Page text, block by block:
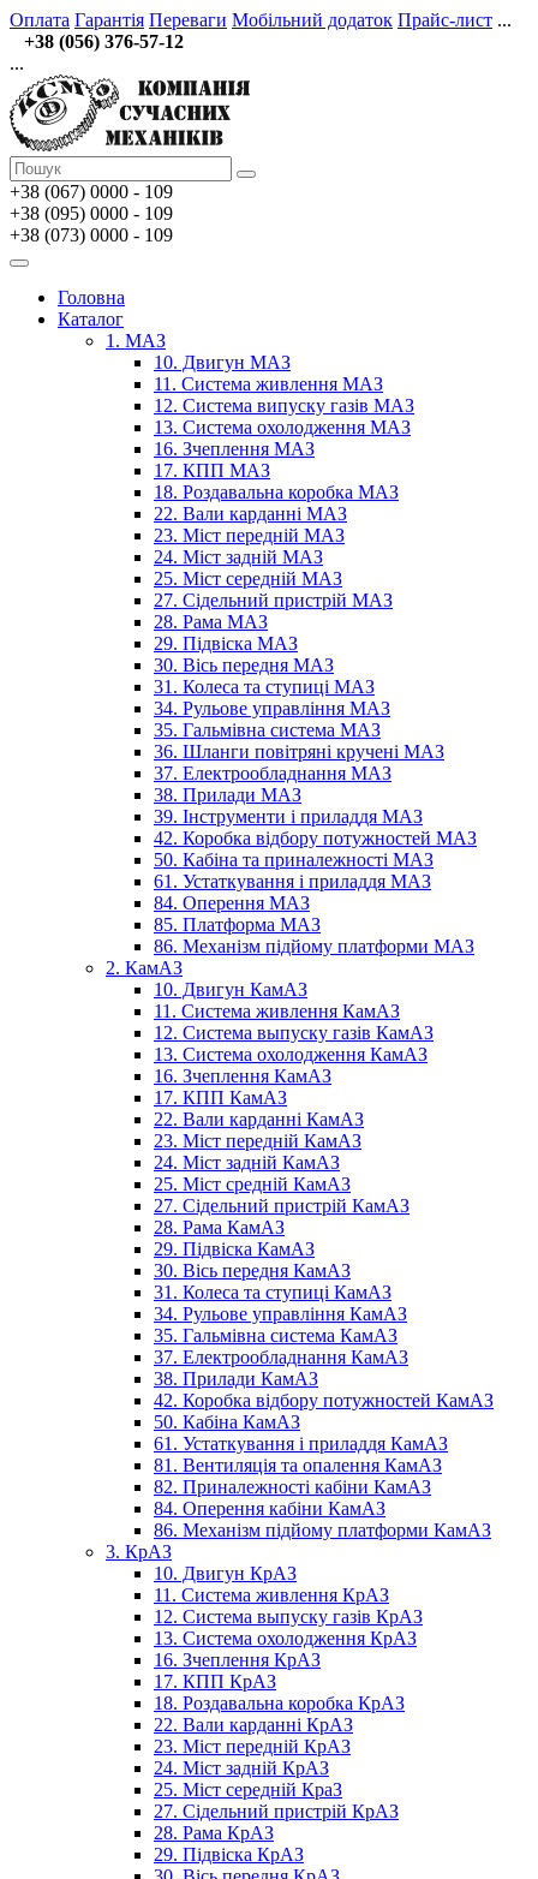
Оплата Гарантія Переваги Мобільний додаток Прайс-лист ...
+38 (056) 376-57-12
...
+38 (067) 0000 - 109
+38 (095) 0000 - 109
+38 (073) 0000 - 109
Головна
Каталог
1. МАЗ
10. Двигун МАЗ
11. Система живлення МАЗ
12. Система випуску газів МАЗ
13. Система охолодження МАЗ
16. Зчеплення МАЗ
17. КПП МАЗ
18. Роздавальна коробка МАЗ
22. Вали карданні МАЗ
23. Міст передній МАЗ
24. Міст задній МАЗ
25. Міст середній МАЗ
27. Сідельний пристрій МАЗ
28. Рама МАЗ
29. Підвіска МАЗ
30. Вісь передня МАЗ
31. Колеса та ступиці МАЗ
34. Рульове управління МАЗ
35. Гальмівна система МАЗ
36. Шланги повітряні кручені МАЗ
37. Електрообладнання МАЗ
38. Прилади МАЗ
39. Інструменти і приладдя МАЗ
42. Коробка відбору потужностей МАЗ
50. Кабіна та приналежності МАЗ
61. Устаткування і приладдя МАЗ
84. Оперення МАЗ
85. Платформа МАЗ
86. Механізм підйому платформи МАЗ
2. КамАЗ
10. Двигун КамАЗ
11. Система живлення КамАЗ
12. Система выпуску газів КамАЗ
13. Система охолодження КамАЗ
16. Зчеплення КамАЗ
17. КПП КамАЗ
22. Вали карданні КамАЗ
23. Міст передній КамАЗ
24. Міст задній КамАЗ
25. Міст средній КамАЗ
27. Сідельний пристрій КамАЗ
28. Рама КамАЗ
29. Підвіска КамАЗ
30. Вісь передня КамАЗ
31. Колеса та ступиці КамАЗ
34. Рульове управління КамАЗ
35. Гальмівна система КамАЗ
37. Електрообладнання КамАЗ
38. Прилади КамАЗ
42. Коробка відбору потужностей КамАЗ
50. Кабіна КамАЗ
61. Устаткування і приладдя КамАЗ
81. Вентиляція та опалення КамАЗ
82. Приналежності кабіни КамАЗ
84. Оперення кабіни КамАЗ
86. Механізм підйому платформи КамАЗ
3. КрАЗ
10. Двигун КрАЗ
11. Система живлення КрАЗ
12. Система выпуску газів КрАЗ
13. Система охолодження КрАЗ
16. Зчеплення КрАЗ
17. КПП КрАЗ
18. Роздавальна коробка КрАЗ
22. Вали карданні КрАЗ
23. Міст передній КрАЗ
24. Міст задній КрАЗ
25. Міст середній КраЗ
27. Сідельний пристрій КрАЗ
28. Рама КрАЗ
29. Підвіска КрАЗ